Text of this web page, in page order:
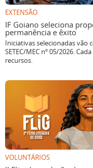
EXTENSÃO
IF Goiano seleciona
permanência e êxito
Iniciativas selecionadas
SETEC/MEC nº 05/2026.
recursos.
VOLUNTÁRIOS